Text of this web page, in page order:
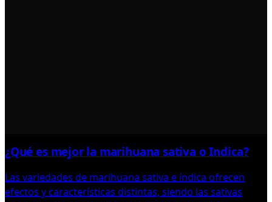
¿Qué es mejor la marihuana sativa o Indica?
Las variedades de marihuana sativa e índica ofrecen
efectos y características distintas, siendo las sativas